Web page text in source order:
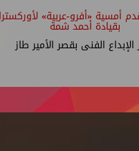
أمسية «أفرو-عربية»
بقيادة أحمد شمة
الإبداع الفنى بقصر الأمير طاز